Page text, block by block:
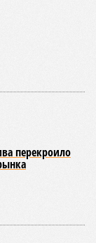
перекроило